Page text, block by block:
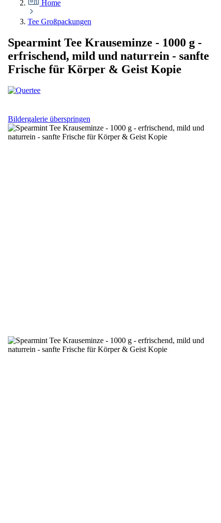
Home
Tee Großpackungen
Spearmint Tee Krauseminze - 1000 g -
erfrischend, mild und naturrein - sanfte
Frische für Körper & Geist Kopie
Bildergalerie überspringen